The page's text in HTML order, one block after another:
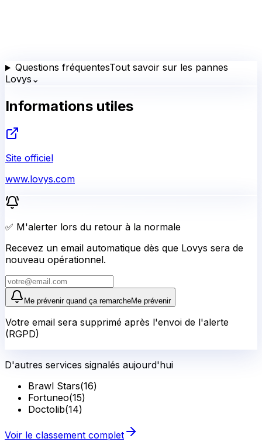
Questions fréquentesTout savoir sur les pannes
Lovys ⌄
Informations utiles
Site officiel
www.lovys.com
✅ M'alerter lors du retour à la normale
Recevez un email automatique dès que Lovys sera de
nouveau opérationnel.
Me prévenir quand ça remarcheMe prévenir
Votre email sera supprimé après l'envoi de l'alerte
(RGPD)
D'autres services signalés aujourd'hui
Brawl Stars(16)
Fortuneo(15)
Doctolib(14)
Voir le classement complet